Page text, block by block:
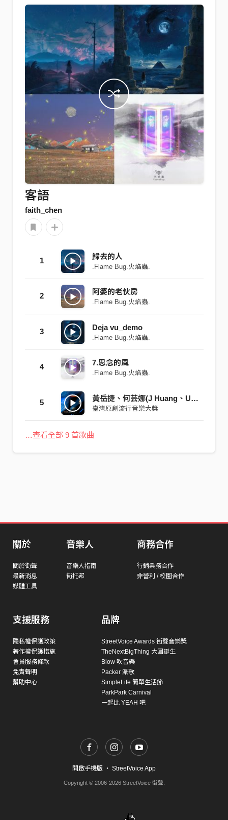
客語
faith_chen
1 歸去的人
.Flame Bug.火焰蟲.
2 阿婆的老伙房
.Flame Bug.火焰蟲.
3 Deja vu_demo
.Flame Bug.火焰蟲.
4 7.思念的風
.Flame Bug.火焰蟲.
5 黃岳捷、何芸娜(J Huang、Una Ho) / 想尋到(Wish to Find)
臺灣原創流行音樂大獎
…查看全部 9 首歌曲
關於
關於街聲
最新消息
媒體工具
音樂人
音樂人指南
街托邦
商務合作
行銷業務合作
非營利 / 校園合作
支援服務
隱私權保護政策
著作權保護措施
會員服務條款
免責聲明
幫助中心
品牌
StreetVoice Awards 街聲音樂獎
TheNextBigThing 大團誕生
Blow 吹音樂
Packer 派歌
SimpleLife 簡單生活節
ParkPark Carnival
一起比 YEAH 吧
開啟手機版 ・ StreetVoice App
Copyright © 2006-2026 StreetVoice 街聲.